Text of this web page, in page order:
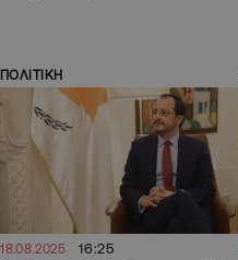
ΠΟΛΙΤΙΚΗ
18.08.2025 16:25